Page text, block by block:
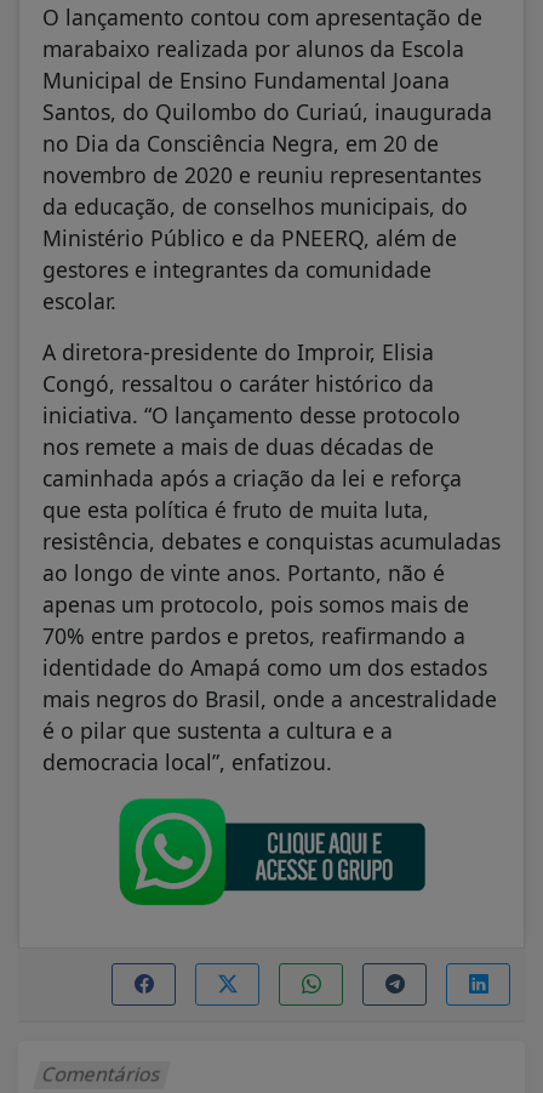
O lançamento contou com apresentação de
marabaixo realizada por alunos da Escola
Municipal de Ensino Fundamental Joana
Santos, do Quilombo do Curiaú, inaugurada
no Dia da Consciência Negra, em 20 de
novembro de 2020 e reuniu representantes
da educação, de conselhos municipais, do
Ministério Público e da PNEERQ, além de
gestores e integrantes da comunidade
escolar.
A diretora-presidente do Improir, Elisia
Congó, ressaltou o caráter histórico da
iniciativa. “O lançamento desse protocolo
nos remete a mais de duas décadas de
caminhada após a criação da lei e reforça
que esta política é fruto de muita luta,
resistência, debates e conquistas acumuladas
ao longo de vinte anos. Portanto, não é
apenas um protocolo, pois somos mais de
70% entre pardos e pretos, reafirmando a
identidade do Amapá como um dos estados
mais negros do Brasil, onde a ancestralidade
é o pilar que sustenta a cultura e a
democracia local”, enfatizou.
Comentários